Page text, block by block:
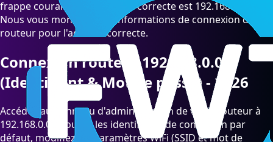
frappe courante. L'adresse IP correcte est 192.168.0.0.
Nous vous montrons les informations de connexion du
routeur pour l'adresse correcte.
Connexion routeur 192.168.0.0
(Identifiant & Mot de passe) - 2026
Accédez au panneau d'administration de votre routeur à
192.168.0.0. Trouvez les identifiants de connexion par
défaut, modifiez les paramètres WiFi (SSID et mot de